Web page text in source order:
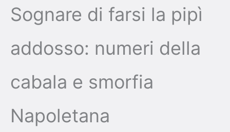
Sognare di farsi la pipì
addosso: numeri della
cabala e smorfia
Napoletana